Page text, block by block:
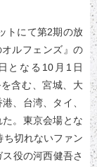
トにて第2期の放
ルフェンズ』の
となる10月1日
含む、宮城、大
、台湾、タイ、
。東京会場とな
ち切れないファン
役の河西健吾さ